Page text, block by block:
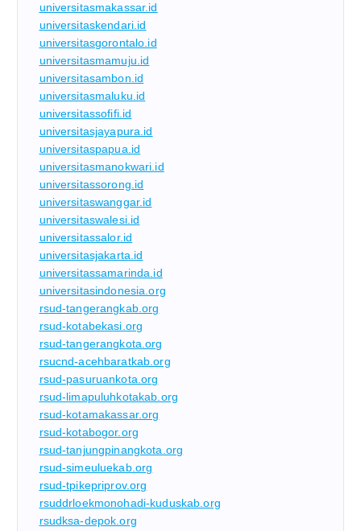
universitasmakassar.id
universitaskendari.id
universitasgorontalo.id
universitasmamuju.id
universitasambon.id
universitasmaluku.id
universitassofifi.id
universitasjayapura.id
universitaspapua.id
universitasmanokwari.id
universitassorong.id
universitaswanggar.id
universitaswalesi.id
universitassalor.id
universitasjakarta.id
universitassamarinda.id
universitasindonesia.org
rsud-tangerangkab.org
rsud-kotabekasi.org
rsud-tangerangkota.org
rsucnd-acehbaratkab.org
rsud-pasuruankota.org
rsud-limapuluhkotakab.org
rsud-kotamakassar.org
rsud-kotabogor.org
rsud-tanjungpinangkota.org
rsud-simeuluekab.org
rsud-tpikepriprov.org
rsuddrloekmonohadi-kuduskab.org
rsudksa-depok.org